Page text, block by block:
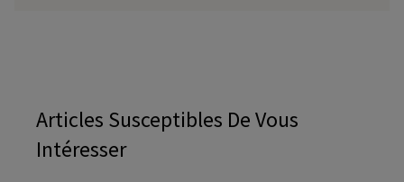
Articles Susceptibles De Vous
Intéresser